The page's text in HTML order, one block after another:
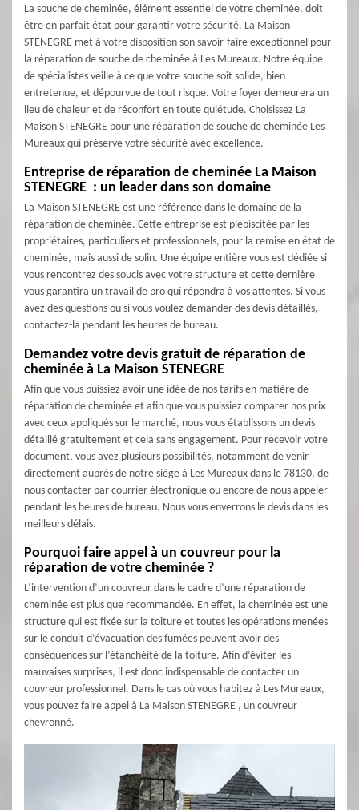
La souche de cheminée, élément essentiel de votre cheminée, doit
être en parfait état pour garantir votre sécurité. La Maison
STENEGRE met à votre disposition son savoir-faire exceptionnel pour
la réparation de souche de cheminée à Les Mureaux. Notre équipe
de spécialistes veille à ce que votre souche soit solide, bien
entretenue, et dépourvue de tout risque. Votre foyer demeurera un
lieu de chaleur et de réconfort en toute quiétude. Choisissez La
Maison STENEGRE pour une réparation de souche de cheminée Les
Mureaux qui préserve votre sécurité avec excellence.
Entreprise de réparation de cheminée La Maison
STENEGRE : un leader dans son domaine
La Maison STENEGRE est une référence dans le domaine de la
réparation de cheminée. Cette entreprise est plébiscitée par les
propriétaires, particuliers et professionnels, pour la remise en état de
cheminée, mais aussi de solin. Une équipe entière vous est dédiée si
vous rencontrez des soucis avec votre structure et cette dernière
vous garantira un travail de pro qui répondra à vos attentes. Si vous
avez des questions ou si vous voulez demander des devis détaillés,
contactez-la pendant les heures de bureau.
Demandez votre devis gratuit de réparation de
cheminée à La Maison STENEGRE
Afin que vous puissiez avoir une idée de nos tarifs en matière de
réparation de cheminée et afin que vous puissiez comparer nos prix
avec ceux appliqués sur le marché, nous vous établissons un devis
détaillé gratuitement et cela sans engagement. Pour recevoir votre
document, vous avez plusieurs possibilités, notamment de venir
directement auprès de notre siège à Les Mureaux dans le 78130, de
nous contacter par courrier électronique ou encore de nous appeler
pendant les heures de bureau. Nous vous enverrons le devis dans les
meilleurs délais.
Pourquoi faire appel à un couvreur pour la
réparation de votre cheminée ?
L’intervention d’un couvreur dans le cadre d’une réparation de
cheminée est plus que recommandée. En effet, la cheminée est une
structure qui est fixée sur la toiture et toutes les opérations menées
sur le conduit d’évacuation des fumées peuvent avoir des
conséquences sur l’étanchéité de la toiture. Afin d’éviter les
mauvaises surprises, il est donc indispensable de contacter un
couvreur professionnel. Dans le cas où vous habitez à Les Mureaux,
vous pouvez faire appel à La Maison STENEGRE , un couvreur
chevronné.